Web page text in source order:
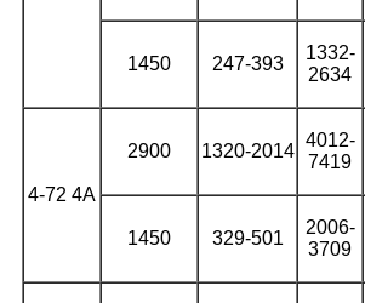
1450 247-393
1332-
2634
4-72 4А
2900 1320-2014
4012-
7419
1450 329-501
2006-
3709